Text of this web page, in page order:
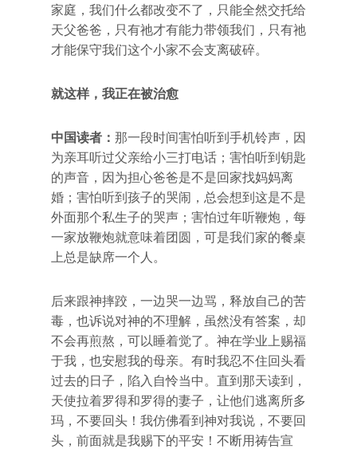
家庭，我们什么都改变不了，只能全然交托给
天父爸爸，只有祂才有能力带领我们，只有祂
才能保守我们这个小家不会支离破碎。
就这样，我正在被治愈
中国读者： 那一段时间害怕听到手机铃声，因
为亲耳听过父亲给小三打电话；害怕听到钥匙
的声音，因为担心爸爸是不是回家找妈妈离
婚；害怕听到孩子的哭闹，总会想到这是不是
外面那个私生子的哭声；害怕过年听鞭炮，每
一家放鞭炮就意味着团圆，可是我们家的餐桌
上总是缺席一个人。
后来跟神摔跤，一边哭一边骂，释放自己的苦
毒，也诉说对神的不理解，虽然没有答案，却
不会再煎熬，可以睡着觉了。神在学业上赐福
于我，也安慰我的母亲。有时我忍不住回头看
过去的日子，陷入自怜当中。直到那天读到，
天使拉着罗得和罗得的妻子，让他们逃离所多
玛，不要回头！我仿佛看到神对我说，不要回
头，前面就是我赐下的平安！不断用祷告宣